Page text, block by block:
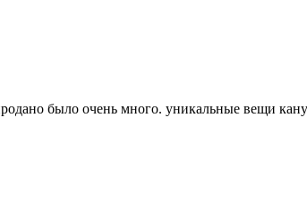
было очень много. уникальные вещи